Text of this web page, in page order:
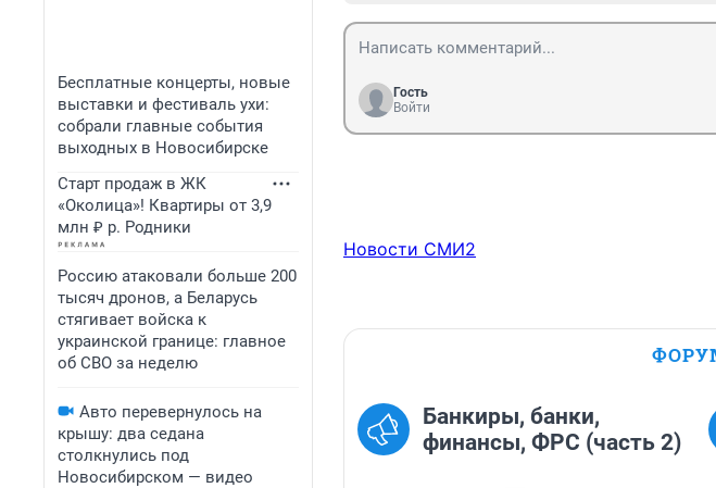
Бесплатные концерты, новые
выставки и фестиваль ухи:
собрали главные события
выходных в Новосибирске
Старт продаж в ЖК
«Околица»! Квартиры от 3,9
млн ₽ р. Родники
Россию атаковали больше 200
тысяч дронов, а Беларусь
стягивает войска к
украинской границе: главное
об СВО за неделю
Авто перевернулось на
крышу: два седана
столкнулись под
Новосибирском — видео
Гость
Войти
Новости СМИ2
Банкиры, банки,
финансы, ФРС (часть 2)